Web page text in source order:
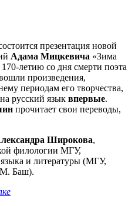
презентация новой
Адама Мицкевича «Зима
летию со дня смерти поэта
произведения,
периодам его творчества,
русский язык впервые.
прочитает свои переводы,
Широкова,
филологии МГУ,
языка и литературы (МГУ,
Баш).